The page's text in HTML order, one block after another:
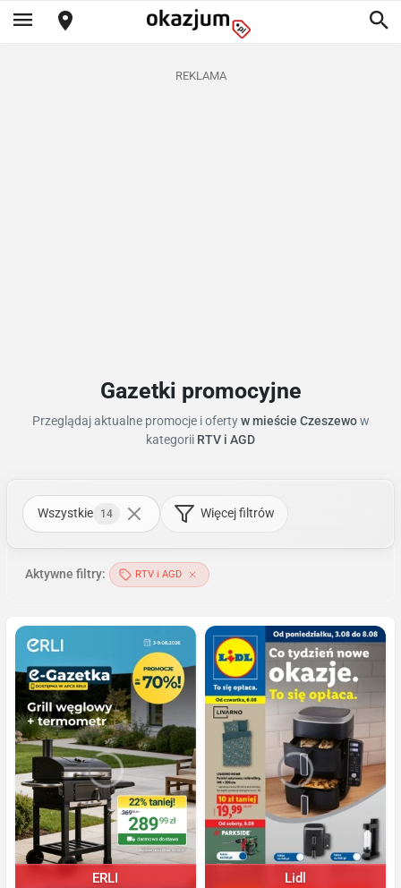
REKLAMA
Gazetki promocyjne
Przeglądaj aktualne promocje i ofertyw mieście Czeszewow
kategorii RTV i AGD
Wszystkie 14 Więcej filtrów
Aktywne filtry: RTV i AGD
ERLI Lidl